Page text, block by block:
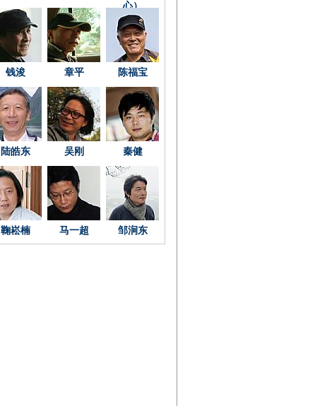
心）
钱浚 章平 陈福宝
陆皓东 吴刚 秦健
鞠崧楠 马一超 邹涧东